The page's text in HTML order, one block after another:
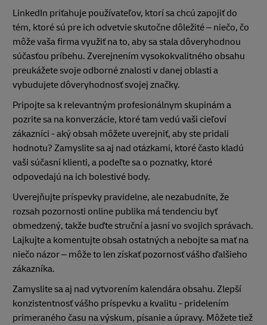
LinkedIn priťahuje používateľov, ktorí sa chcú zapojiť do
tém, ktoré sú pre ich odvetvie skutočne dôležité – niečo, čo
môže vaša firma využiť na to, aby sa stala dôveryhodnou
súčasťou príbehu. Zverejnením vysokokvalitného obsahu
preukážete svoje odborné znalosti v danej oblasti a
vybudujete dôveryhodnosť svojej značky.
Pripojte sa k relevantným profesionálnym skupinám a
pozrite sa na konverzácie, ktoré tam vedú vaši cieľoví
zákazníci - aký obsah môžete uverejniť, aby ste pridali
hodnotu? Zamyslite sa aj nad otázkami, ktoré často kladú
vaši súčasní klienti, a podeľte sa o poznatky, ktoré
odpovedajú na ich bolestivé body.
Uverejňujte príspevky pravidelne, ale nezabudnite, že
rozsah pozornosti online publika má tendenciu byť
obmedzený, takže buďte struční a jasní vo svojich správach.
Lajkujte a komentujte obsah ostatných a nebojte sa mať na
niečo názor – môže to len získať pozornosť vášho ďalšieho
zákazníka.
Zamyslite sa aj nad vytvorením kalendára obsahu. Zlepší
konzistentnosť vášho príspevku a kvalitu - pridelením
primeraného času na výskum, písanie a úpravy. Môžete tiež